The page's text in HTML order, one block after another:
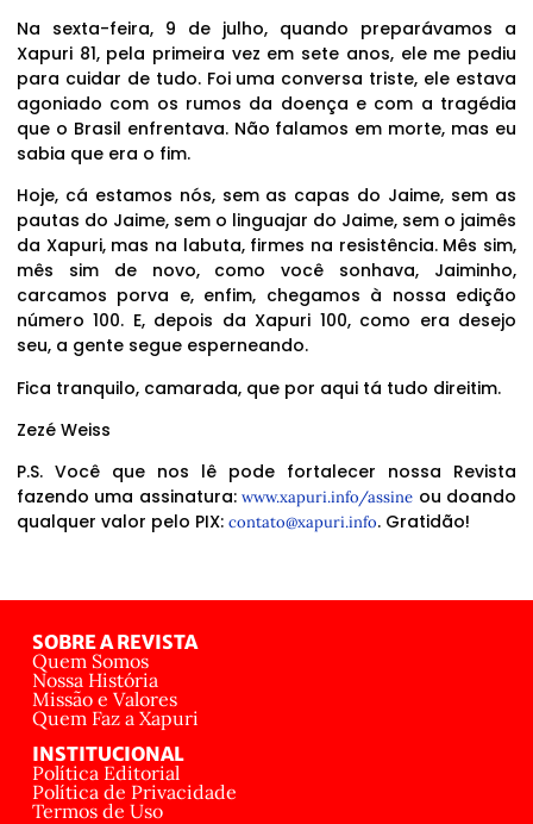
Na sexta-feira, 9 de julho, quando preparávamos a
Xapuri 81, pela primeira vez em sete anos, ele me pediu
para cuidar de tudo. Foi uma conversa triste, ele estava
agoniado com os rumos da doença e com a tragédia
que o Brasil enfrentava. Não falamos em morte, mas eu
sabia que era o fim.
Hoje, cá estamos nós, sem as capas do Jaime, sem as
pautas do Jaime, sem o linguajar do Jaime, sem o jaimês
da Xapuri, mas na labuta, firmes na resistência. Mês sim,
mês sim de novo, como você sonhava, Jaiminho,
carcamos porva e, enfim, chegamos à nossa edição
número 100. E, depois da Xapuri 100, como era desejo
seu, a gente segue esperneando.
Fica tranquilo, camarada, que por aqui tá tudo direitim.
Zezé Weiss
P.S. Você que nos lê pode fortalecer nossa Revista
fazendo uma assinatura:www.xapuri.info/assine ou doando
qualquer valor pelo PIX: contato@xapuri.info. Gratidão!
SOBRE A REVISTA
Quem Somos
Nossa História
Missão e Valores
Quem Faz a Xapuri
INSTITUCIONAL
Política Editorial
Política de Privacidade
Termos de Uso